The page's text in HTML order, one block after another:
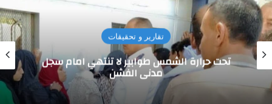
تقارير و تحقيقات
تحت حرارة الشمس طوابير لا تنتهي امام سجل
مدني الفشن